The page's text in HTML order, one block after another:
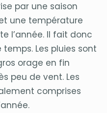
par une saison
une température
l’année. Il fait donc
Les pluies sont
orage en fin
peu de vent. Les
comprises